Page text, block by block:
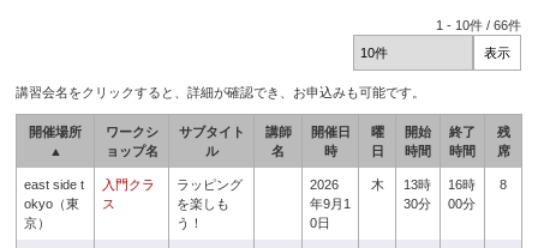
1 - 10件 /66件
講習会名をクリックすると、詳細が確認でき、お申込みも可能です。
開催場所
▲
ワークシ
ョップ名
サブタイト
ル
講師
名
開催日
時
曜
日
開始
時間
終了
時間
残
席
east side t
okyo（東
京）
入門クラ
ス
ラッピング
を楽しも
う！
2026
年9月1
0日
木
13時
30分
16時
00分
8